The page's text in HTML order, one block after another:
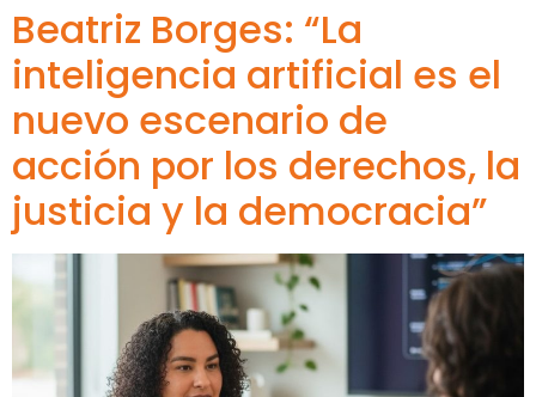
Beatriz Borges: “La
inteligencia artificial es el
nuevo escenario de
acción por los derechos, la
justicia y la democracia”